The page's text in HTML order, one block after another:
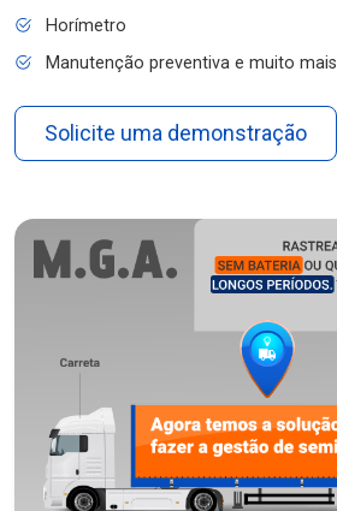
Horímetro
Manutenção preventiva e muito mais
Solicite uma demonstração